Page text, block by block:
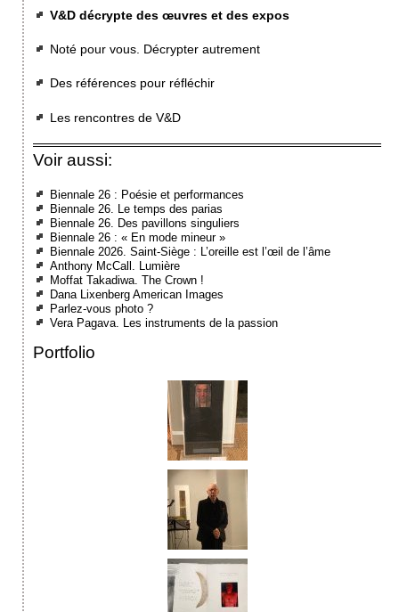
V&D décrypte des œuvres et des expos
Noté pour vous. Décrypter autrement
Des références pour réfléchir
Les rencontres de V&D
Voir aussi:
Biennale 26 : Poésie et performances
Biennale 26. Le temps des parias
Biennale 26. Des pavillons singuliers
Biennale 26 : « En mode mineur »
Biennale 2026. Saint-Siège : L’oreille est l’œil de l’âme
Anthony McCall. Lumière
Moffat Takadiwa. The Crown !
Dana Lixenberg American Images
Parlez-vous photo ?
Vera Pagava. Les instruments de la passion
Portfolio